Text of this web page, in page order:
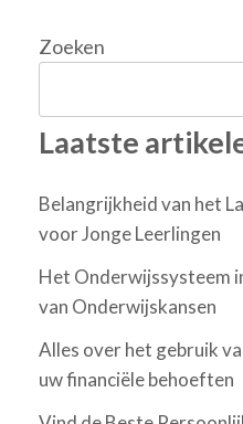
Zoeken
Laatste
Belangrijkheid van het
voor Jonge Leerlingen
Het Onderwijssysteem
van Onderwijskansen
Alles over het gebruik
uw financiële behoeften